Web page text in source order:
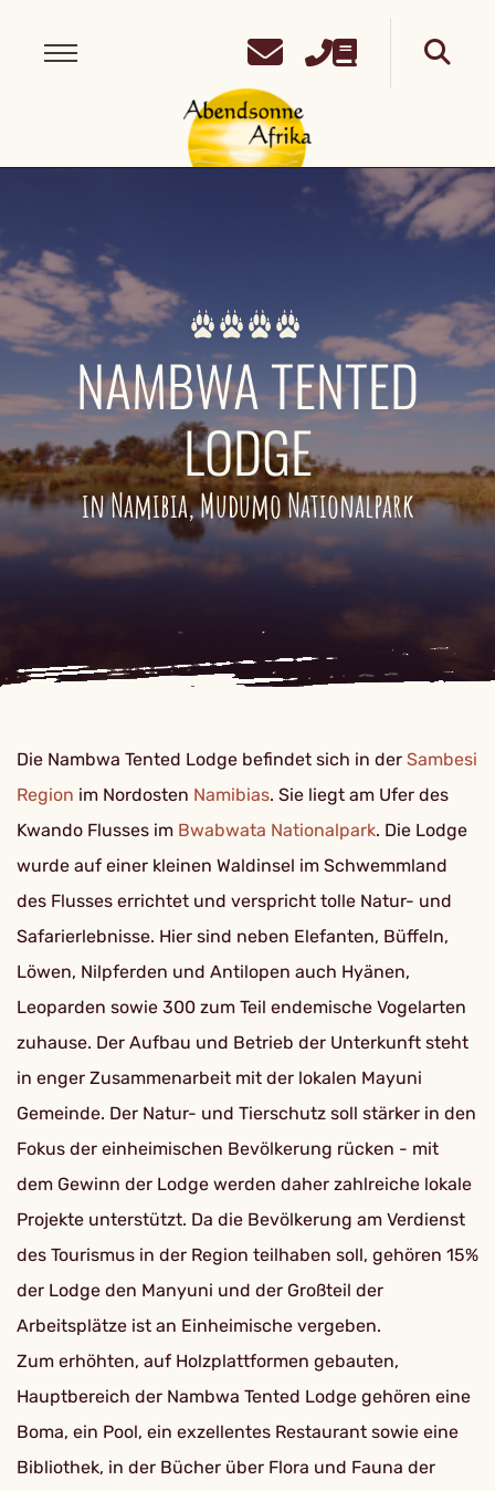
NAMBWA TENTED
LODGE
in Namibia, Mudumo Nationalpark
Die Nambwa Tented Lodge befindet sich in der Sambesi
Region im Nordosten Namibias. Sie liegt am Ufer des
Kwando Flusses im Bwabwata Nationalpark. Die Lodge
wurde auf einer kleinen Waldinsel im Schwemmland
des Flusses errichtet und verspricht tolle Natur- und
Safarierlebnisse. Hier sind neben Elefanten, Büffeln,
Löwen, Nilpferden und Antilopen auch Hyänen,
Leoparden sowie 300 zum Teil endemische Vogelarten
zuhause. Der Aufbau und Betrieb der Unterkunft steht
in enger Zusammenarbeit mit der lokalen Mayuni
Gemeinde. Der Natur- und Tierschutz soll stärker in den
Fokus der einheimischen Bevölkerung rücken - mit
dem Gewinn der Lodge werden daher zahlreiche lokale
Projekte unterstützt. Da die Bevölkerung am Verdienst
des Tourismus in der Region teilhaben soll, gehören 15%
der Lodge den Manyuni und der Großteil der
Arbeitsplätze ist an Einheimische vergeben.
Zum erhöhten, auf Holzplattformen gebauten,
Hauptbereich der Nambwa Tented Lodge gehören eine
Boma, ein Pool, ein exzellentes Restaurant sowie eine
Bibliothek, in der Bücher über Flora und Fauna der